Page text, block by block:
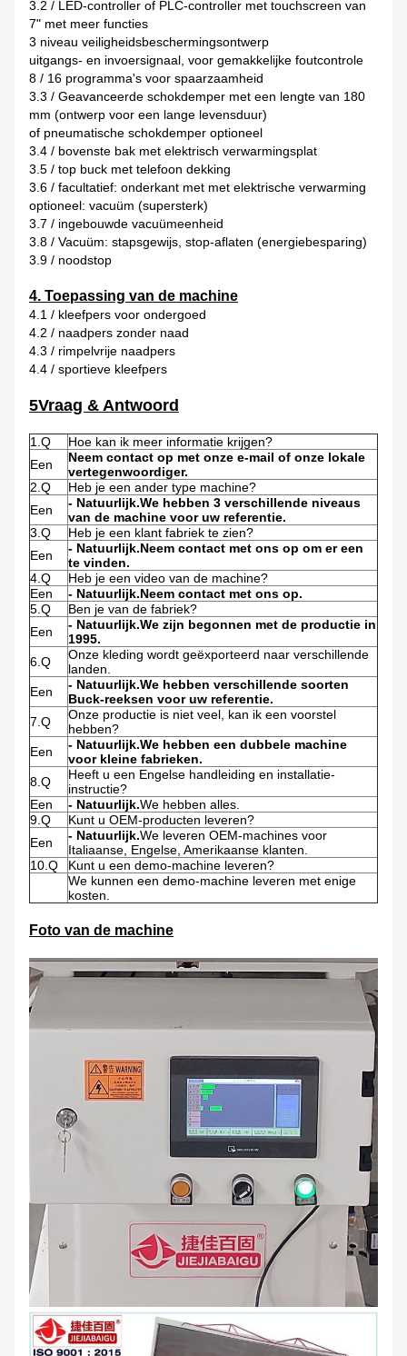
3.2 / LED-controller of PLC-controller met touchscreen van
7" met meer functies
3 niveau veiligheidsbeschermingsontwerp
uitgangs- en invoersignaal, voor gemakkelijke foutcontrole
8 / 16 programma's voor spaarzaamheid
3.3 / Geavanceerde schokdemper met een lengte van 180
mm (ontwerp voor een lange levensduur)
of pneumatische schokdemper optioneel
3.4 / bovenste bak met elektrisch verwarmingsplat
3.5 / top buck met telefoon dekking
3.6 / facultatief: onderkant met met elektrische verwarming
optioneel: vacuüm (supersterk)
3.7 / ingebouwde vacuümeenheid
3.8 / Vacuüm: stapsgewijs, stop-aflaten (energiebesparing)
3.9 / noodstop
4. Toepassing van de machine
4.1 / kleefpers voor ondergoed
4.2 / naadpers zonder naad
4.3 / rimpelvrije naadpers
4.4 / sportieve kleefpers
5Vraag & Antwoord
1.Q
Hoe kan ik meer informatie krijgen?
Een
Neem contact op met onze e-mail of onze lokale
vertegenwoordiger.
2.Q
Heb je een ander type machine?
Een
- Natuurlijk.We hebben 3 verschillende niveaus
van de machine voor uw referentie.
3.Q
Heb je een klant fabriek te zien?
Een
- Natuurlijk.Neem contact met ons op om er een
te vinden.
4.Q
Heb je een video van de machine?
Een
- Natuurlijk.Neem contact met ons op.
5.Q
Ben je van de fabriek?
Een
- Natuurlijk.We zijn begonnen met de productie in
1995.
6.Q
Onze kleding wordt geëxporteerd naar verschillende
landen.
Een
- Natuurlijk.We hebben verschillende soorten
Buck-reeksen voor uw referentie.
7.Q
Onze productie is niet veel, kan ik een voorstel
hebben?
Een
- Natuurlijk.We hebben een dubbele machine
voor kleine fabrieken.
8.Q
Heeft u een Engelse handleiding en installatie-
instructie?
Een
- Natuurlijk.We hebben alles.
9.Q
Kunt u OEM-producten leveren?
Een
- Natuurlijk.We leveren OEM-machines voor
Italiaanse, Engelse, Amerikaanse klanten.
10.Q
Kunt u een demo-machine leveren?
We kunnen een demo-machine leveren met enige
kosten.
Foto van de machine